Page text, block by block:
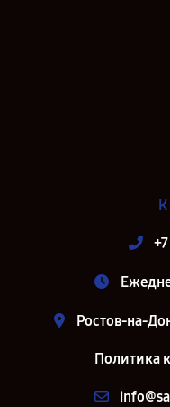
Ростов-на-
Политика